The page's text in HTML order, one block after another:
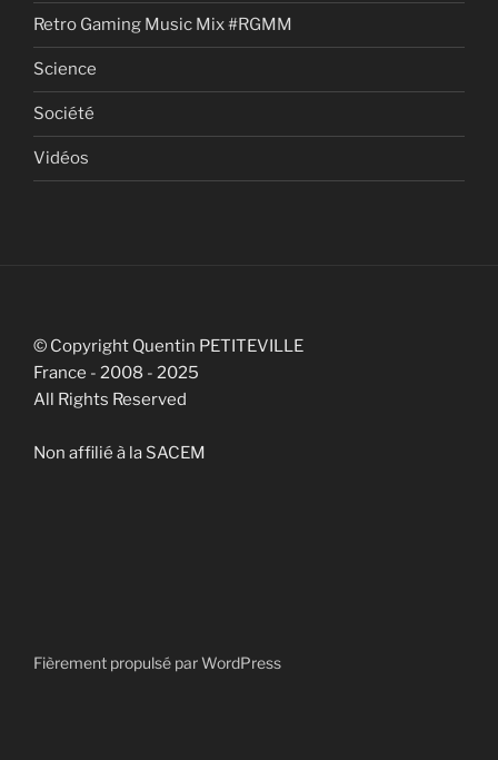
Retro Gaming Music Mix #RGMM
Science
Société
Vidéos
© Copyright Quentin PETITEVILLE
France - 2008 - 2025
All Rights Reserved
Non affilié à la SACEM
Fièrement propulsé par WordPress